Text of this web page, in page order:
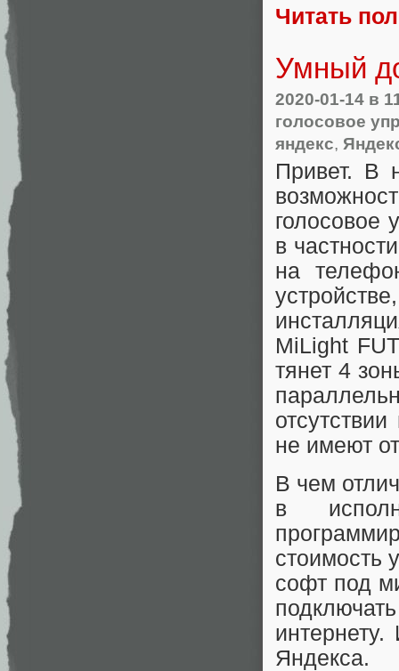
Читать
Умный
2020-01-14 в
голосовое
яндекс,
Привет. В
голосовое
в
на
MiLight
тянет 4
не имеют
В чем
в
стоимость
софт под
Яндекса.